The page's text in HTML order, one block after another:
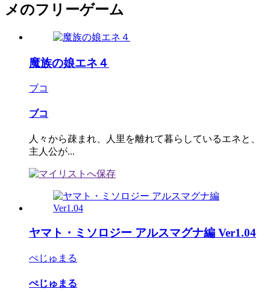
メのフリーゲーム
魔族の娘エネ４
ブコ
ブコ
人々から疎まれ、人里を離れて暮らしているエネと、
主人公が...
ヤマト・ミソロジー アルスマグナ編 Ver1.04
ぺじゅまる
ぺじゅまる